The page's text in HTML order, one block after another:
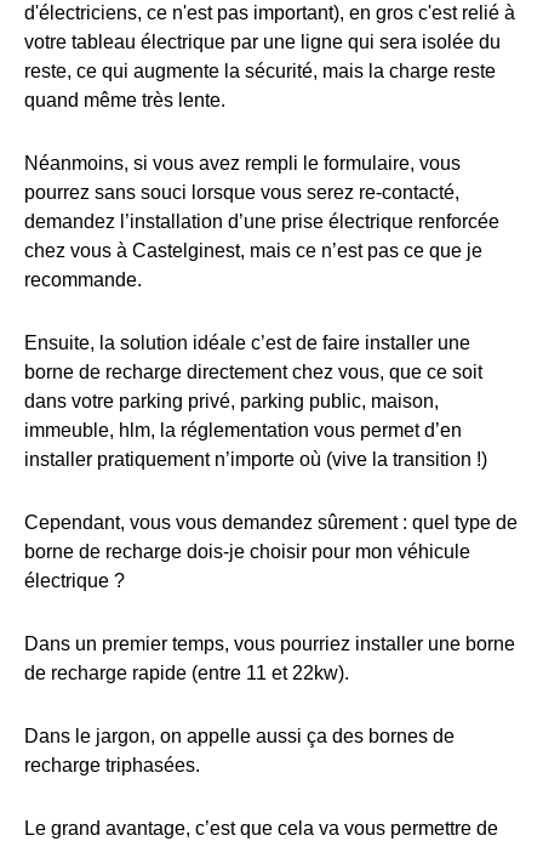
d'électriciens, ce n'est pas important), en gros c'est relié à
votre tableau électrique par une ligne qui sera isolée du
reste, ce qui augmente la sécurité, mais la charge reste
quand même très lente.
Néanmoins, si vous avez rempli le formulaire, vous
pourrez sans souci lorsque vous serez re-contacté,
demandez l’installation d’une prise électrique renforcée
chez vous à Castelginest, mais ce n’est pas ce que je
recommande.
Ensuite, la solution idéale c’est de faire installer une
borne de recharge directement chez vous, que ce soit
dans votre parking privé, parking public, maison,
immeuble, hlm, la réglementation vous permet d’en
installer pratiquement n’importe où (vive la transition !)
Cependant, vous vous demandez sûrement : quel type de
borne de recharge dois-je choisir pour mon véhicule
électrique ?
Dans un premier temps, vous pourriez installer une borne
de recharge rapide (entre 11 et 22kw).
Dans le jargon, on appelle aussi ça des bornes de
recharge triphasées.
Le grand avantage, c’est que cela va vous permettre de